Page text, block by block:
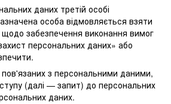
даних третій особі
особа відмовляється взяти
забезпечення виконання вимог
персональних даних» або
пов'язаних з персональними даними,
(далі — запит) до персональних
даних.